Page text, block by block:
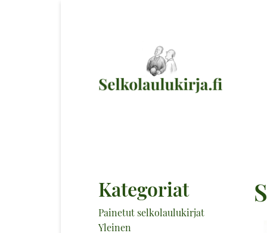
Kategoriat
Painetut selkolaulukirjat
Yleinen